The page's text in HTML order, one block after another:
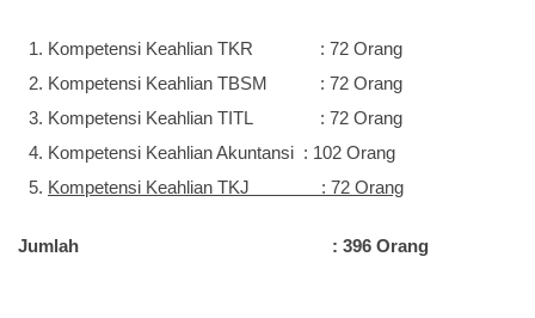
Kompetensi Keahlian TKR : 72 Orang
Kompetensi Keahlian TBSM : 72 Orang
Kompetensi Keahlian TITL : 72 Orang
Kompetensi Keahlian Akuntansi : 102 Orang
Kompetensi Keahlian TKJ : 72 Orang
Jumlah : 396 Orang